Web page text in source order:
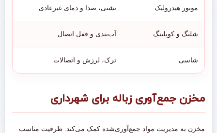
موتور هیدرولیک نشتی، صدا و دمای غیرعادی
شلنگ و کوپلینگ آب‌بندی و قفل اتصال
شاسی ترک، لرزش و اتصالات
مخزن جمع‌آوری زباله برای شهرداری
مخزن به مدیریت مواد جمع‌آوری‌شده کمک می‌کند. ظرفیت مناسب